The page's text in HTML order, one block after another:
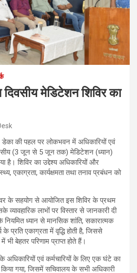
मेडिटेशन शिविर का
डेका की पहल पर लोकभवन में अधिकारियों एवं
(3 जून से 5 जून तक) मेडिटेशन (ध्यान)
है। शिविर का उद्देश्य अधिकारियों और
एकाग्रता, कार्यक्षमता तथा तनाव प्रबंधन को
के सहयोग से आयोजित इस शिविर के प्रथम
लाभों पर विस्तार से जानकारी दी
नियमित ध्यान से मानसिक शांति, सकारात्मक
के प्रति एकाग्रता में वृद्धि होती है, जिससे
भी बेहतर परिणाम प्राप्त होते हैं।
अधिकारियों एवं कर्मचारियों के लिए एक घंटे का
गया, जिसमें सचिवालय के सभी अधिकारी